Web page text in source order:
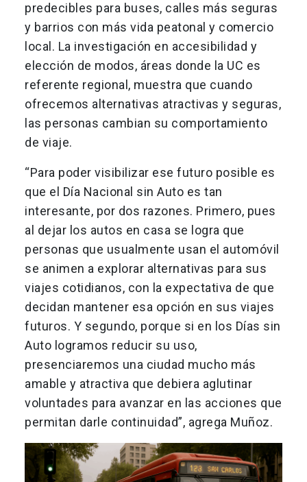
predecibles para buses, calles más seguras
y barrios con más vida peatonal y comercio
local. La investigación en accesibilidad y
elección de modos, áreas donde la UC es
referente regional, muestra que cuando
ofrecemos alternativas atractivas y seguras,
las personas cambian su comportamiento
de viaje.
“Para poder visibilizar ese futuro posible es
que el Día Nacional sin Auto es tan
interesante, por dos razones. Primero, pues
al dejar los autos en casa se logra que
personas que usualmente usan el automóvil
se animen a explorar alternativas para sus
viajes cotidianos, con la expectativa de que
decidan mantener esa opción en sus viajes
futuros. Y segundo, porque si en los Días sin
Auto logramos reducir su uso,
presenciaremos una ciudad mucho más
amable y atractiva que debiera aglutinar
voluntades para avanzar en las acciones que
permitan darle continuidad”, agrega Muñoz.